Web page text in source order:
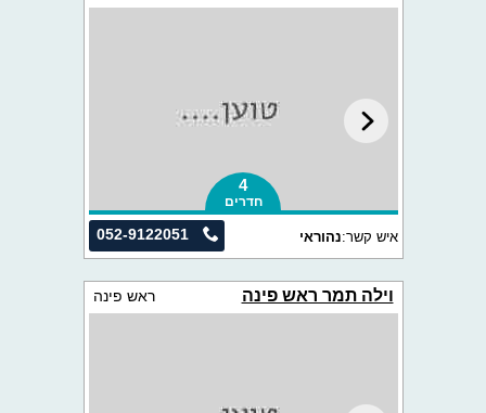
4
חדרים
052-9122051 איש קשר:נהוראי
וילה תמר ראש פינה ראש פינה